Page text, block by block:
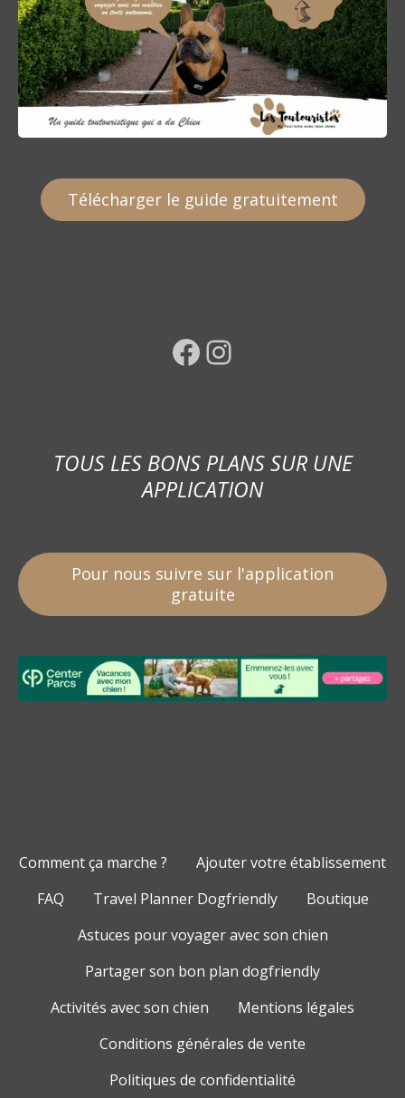
Télécharger le guide gratuitement
Facebook Instagram
TOUS LES BONS PLANS SUR UNE
APPLICATION
Pour nous suivre sur l'application
gratuite
Comment ça marche ?
Ajouter votre établissement
FAQ
Travel Planner Dogfriendly
Boutique
Astuces pour voyager avec son chien
Partager son bon plan dogfriendly
Activités avec son chien
Mentions légales
Conditions générales de vente
Politiques de confidentialité